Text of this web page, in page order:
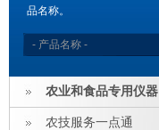
品名称。
农业和食品专用仪器
农技服务一点通